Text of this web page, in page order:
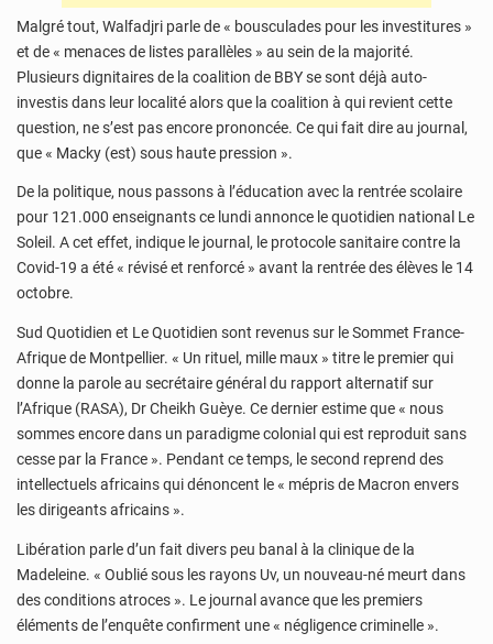
Malgré tout, Walfadjri parle de « bousculades pour les investitures »
et de « menaces de listes parallèles » au sein de la majorité.
Plusieurs dignitaires de la coalition de BBY se sont déjà auto-
investis dans leur localité alors que la coalition à qui revient cette
question, ne s’est pas encore prononcée. Ce qui fait dire au journal,
que « Macky (est) sous haute pression ».
De la politique, nous passons à l’éducation avec la rentrée scolaire
pour 121.000 enseignants ce lundi annonce le quotidien national Le
Soleil. A cet effet, indique le journal, le protocole sanitaire contre la
Covid-19 a été « révisé et renforcé » avant la rentrée des élèves le 14
octobre.
Sud Quotidien et Le Quotidien sont revenus sur le Sommet France-
Afrique de Montpellier. « Un rituel, mille maux » titre le premier qui
donne la parole au secrétaire général du rapport alternatif sur
l’Afrique (RASA), Dr Cheikh Guèye. Ce dernier estime que « nous
sommes encore dans un paradigme colonial qui est reproduit sans
cesse par la France ». Pendant ce temps, le second reprend des
intellectuels africains qui dénoncent le « mépris de Macron envers
les dirigeants africains ».
Libération parle d’un fait divers peu banal à la clinique de la
Madeleine. « Oublié sous les rayons Uv, un nouveau-né meurt dans
des conditions atroces ». Le journal avance que les premiers
éléments de l’enquête confirment une « négligence criminelle ».